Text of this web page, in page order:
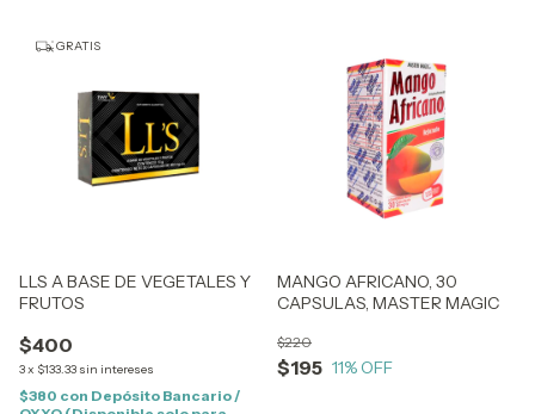
GRATIS
LLS A BASE DE VEGETALES Y
FRUTOS
$400
3x $133.33 sin intereses
$380 con Depósito Bancario /
MANGO AFRICANO, 30
CAPSULAS, MASTER MAGIC
$195
$220
11% OFF